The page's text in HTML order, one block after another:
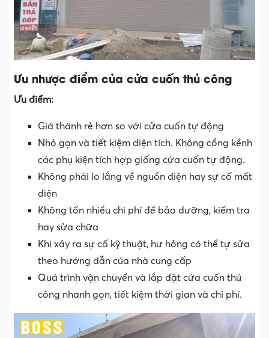
Ưu nhược điểm của cửa cuốn thủ công
Ưu điểm:
Giá thành rẻ hơn so với cửa cuốn tự động
Nhỏ gọn và tiết kiệm diện tích. Không cồng kềnh
các phụ kiện tích hợp giống cửa cuốn tự động.
Không phải lo lắng về nguồn điện hay sự cố mất
điện
Không tốn nhiều chi phí để bảo dưỡng, kiểm tra
hay sửa chữa
Khi xảy ra sự cố kỹ thuật, hư hỏng có thể tự sửa
theo hướng dẫn của nhà cung cấp
Quá trình vận chuyển và lắp đặt cửa cuốn thủ
công nhanh gọn, tiết kiệm thời gian và chi phí.